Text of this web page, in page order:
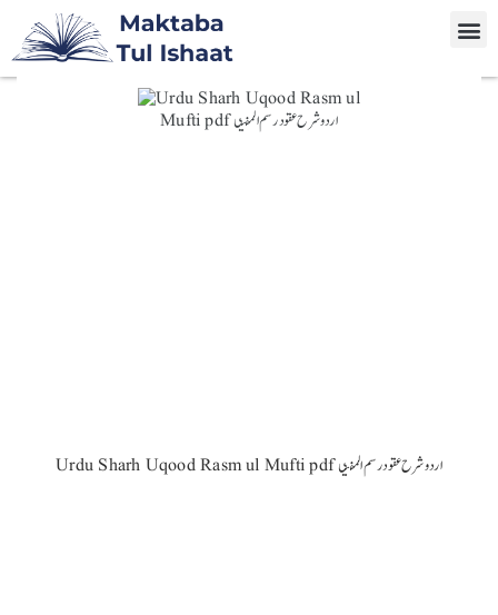
Urdu Sharh Uqood Rasm ul Mufti pdf اردو شرح عقود رسم المفتی